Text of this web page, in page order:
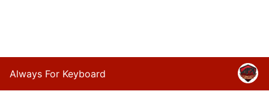
Always For Keyboard